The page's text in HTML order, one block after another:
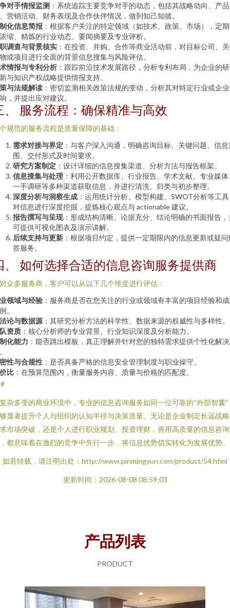
对手情报监测 ：系统追踪主要竞争对手的动态，包括其战略动向、产
营销活动、财务表现及合作伙伴情况，做到知己知彼。
化信息简报 ：根据客户关注的特定领域（如技术、政策、市场），定
缩、精炼的行业动态、要闻摘要及专业评析。
调查与背景核实 ：在投资、并购、合作等商业活动前，对目标公司、
或项目进行全面的背景信息搜集与风险评估。
情报与专利分析 ：跟踪前沿技术发展路径，分析专利布局，为企业的
与知识产权战略提供情报支持。
与法规解读 ：密切监测相关政策法规的变动，分析其对特定行业或企
，并提出应对建议。
、 服务流程：确保精准与高效
规范的服务流程是质量保障的基础：
需求对接与界定 ：与客户深入沟通，明确咨询目标、关键问题、信息
围、交付形式及时间要求。
研究方案制定 ：设计详细的信息搜集渠道、分析方法与报告框架。
信息搜集与处理 ：利用公开数据库、行业报告、学术文献、专业媒体
一手调研等多种渠道获取信息，并进行清洗、归类与初步整理。
深度分析与洞察生成 ：运用统计分析、模型构建、SWOT分析等工
对信息进行深度挖掘，提炼核心观点与 actionable 建议。
报告撰写与呈现：形成结构清晰、论据充分、结论明确的书面报告，
可提供可视化图表及演示讲解。
后续支持与更新 ：根据项目约定，提供一定期限内的信息更新或疑问
答服务。
、 如何选择合适的信息咨询服务提供商
众多服务商，客户可以从以下几个维度进行评估：
领域与经验 ：服务商是否在您关注的行业或领域有丰富的项目经验和
。
论与数据源 ：其研究分析方法的科学性、数据来源的权威性与多样性。
资质 ：核心分析师的专业背景、行业知识深度及分析能力。
化能力 ：能否跳出模板，真正理解并针对您的独特需求提供个性化解
性与合规性 ：是否具备严格的信息安全管理制度与职业操守。
比 ：在预算范围内，衡量服务内容、质量与价格的匹配度。
杂多变的商业环境中，专业的信息咨询服务如同一位可靠的“外部智囊”
显著提升个人与组织的认知半径与决策质量。无论是企业制定长远战
市场突破，还是个人进行职业规划、投资理财，善用高质量的信息咨
都意味着在激烈的竞争中先行一步，将信息优势切实转化为发展优势。
如若转载，请注明出处：http://www.pinmingyun.com/product/54.html
更新时间：2026-08-08 08:59:03
产品列表
PRODUCT